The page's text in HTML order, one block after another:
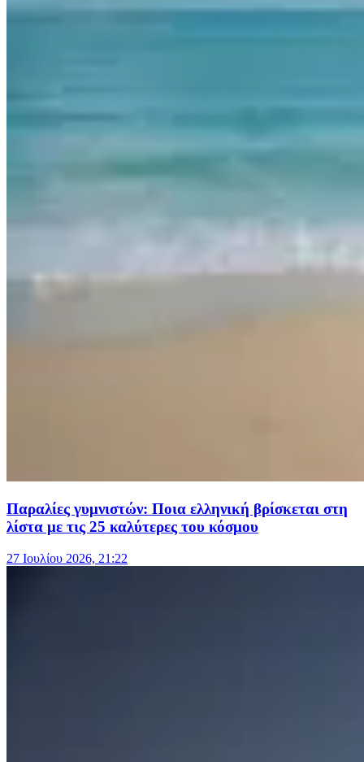
Παραλίες γυμνιστών: Ποια ελληνική βρίσκεται στη
λίστα με τις 25 καλύτερες του κόσμου
27 Ιουλίου 2026, 21:22